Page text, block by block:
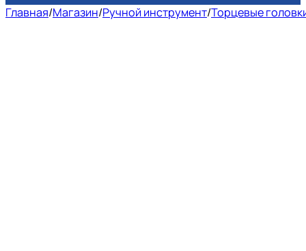
Главная/Магазин/Ручной инструмент/Торцевые